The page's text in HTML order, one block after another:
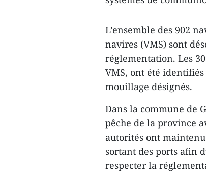
L’ensemble des 902
navires (VMS) sont
réglementation. Les
VMS, ont été
mouillage désignés.
Dans la commune de
pêche de la province
autorités ont
sortant des ports afin
respecter la